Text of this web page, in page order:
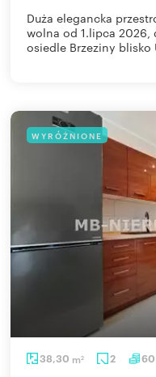
Duża elegancka
wolna od 1.lipca 2026,
osiedle Brzeziny blisko
WYRÓŻNIONE
38,30 m2 2 60